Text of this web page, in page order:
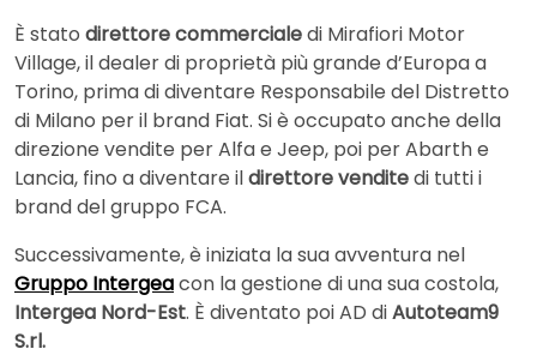
È stato direttore commercialedi Mirafiori Motor
Village, il dealer di proprietà più grande d’Europa a
Torino, prima di diventare Responsabile del Distretto
di Milano per il brand Fiat. Si è occupato anche della
direzione vendite per Alfa e Jeep, poi per Abarth e
Lancia, fino a diventare ildirettore venditedi tutti i
brand del gruppo FCA.
Successivamente, è iniziata la sua avventura nel
Gruppo Intergeacon la gestione di una sua costola,
Intergea Nord-Est. È diventato poi AD diAutoteam9
S.rl.